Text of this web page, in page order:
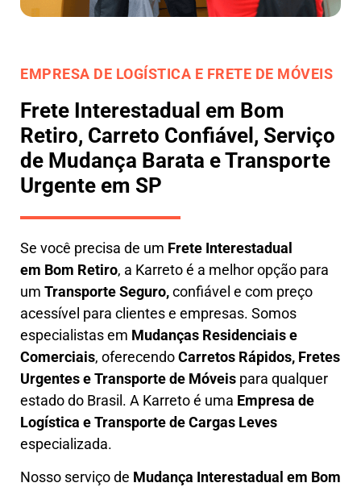
EMPRESA DE LOGÍSTICA E FRETE DE MÓVEIS
Frete Interestadual em Bom
Retiro, Carreto Confiável, Serviço
de Mudança Barata e Transporte
Urgente em SP
Se você precisa de um Frete Interestadual
em Bom Retiro, a Karreto é a melhor opção para
um Transporte Seguro,confiável e com preço
acessível para clientes e empresas. Somos
especialistas em Mudanças Residenciais e
Comerciais, oferecendoCarretos Rápidos, Fretes
Urgentes e Transporte de Móveis para qualquer
estado do Brasil. A Karretoé uma Empresa de
Logística e Transporte de Cargas Leves
especializada.
Nosso serviço de Mudança Interestadual em Bom